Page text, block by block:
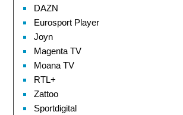
DAZN
Eurosport Player
Joyn
Magenta TV
Moana TV
RTL+
Zattoo
Sportdigital